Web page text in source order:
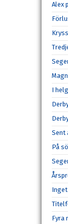
Alex
I
Sent
På
Fyra